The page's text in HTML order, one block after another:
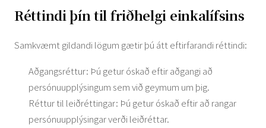
Réttindi þín til friðhelgi einkalífsins
Samkvæmt gildandi lögum gætir þú átt eftirfarandi réttindi:
Aðgangsréttur: Þú getur óskað eftir aðgangi að
persónuupplýsingum sem við geymum um þig.
Réttur til leiðréttingar: Þú getur óskað eftir að rangar
persónuupplýsingar verði leiðréttar.